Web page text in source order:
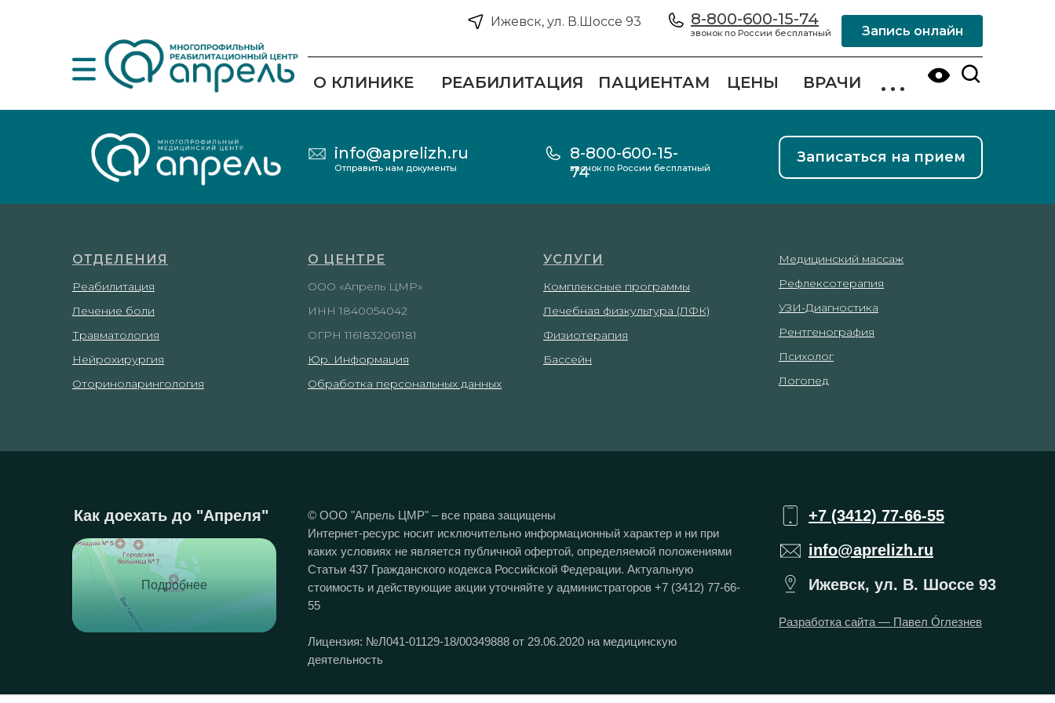
ЦЕНЫ ВРАЧИ
ПАЦИЕНТАМ
звонок по России бесплатный
Ижевск, ул. В.Шоссе 93
РЕАБИЛИТАЦИЯ ...
8-800-600-15-74
Запись онлайн
О КЛИНИКЕ
звонок по России бесплатный
8-800-600-15-
74
info@aprelizh.ru
Отправить нам документы
Записаться на прием
ОТДЕЛЕНИЯ
Реабилитация
Лечение боли
Травматология
Нейрохирургия
Оториноларингология
О ЦЕНТРЕ
ООО «Апрель ЦМР»
ИНН 1840054042
ОГРН 1161832061181
Юр. Информация
Обработка персональных данных
УСЛУГИ
Комплексные программы
Лечебная физкультура (ЛФК)
Физиотерапия
Бассейн
Медицинский массаж
Рефлексотерапия
УЗИ-Диагностика
Рентгенография
Психолог
Логопед
Как доехать до "Апреля"
+7 (3412) 77-66-55
info@aprelizh.ru
Ижевск, ул. В. Шоссе 93
Разработка сайта — Павел Óглезнев
© ООО "Апрель ЦМР" – все права защищены
Интернет-ресурс носит исключительно информационный характер и ни при
каких условиях не является публичной офертой, определяемой положениями
Статьи 437 Гражданского кодекса Российской Федерации. Актуальную
стоимость и действующие акции уточняйте у администраторов +7 (3412) 77-66-
55
Лицензия: №Л041-01129-18/00349888 от 29.06.2020 на медицинскую
деятельность
Подробнее